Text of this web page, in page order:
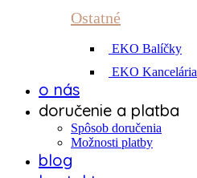
Ostatné
EKO Balíčky
EKO Kancelária
o nás
doručenie a platba
Spôsob doručenia
Možnosti platby
blog